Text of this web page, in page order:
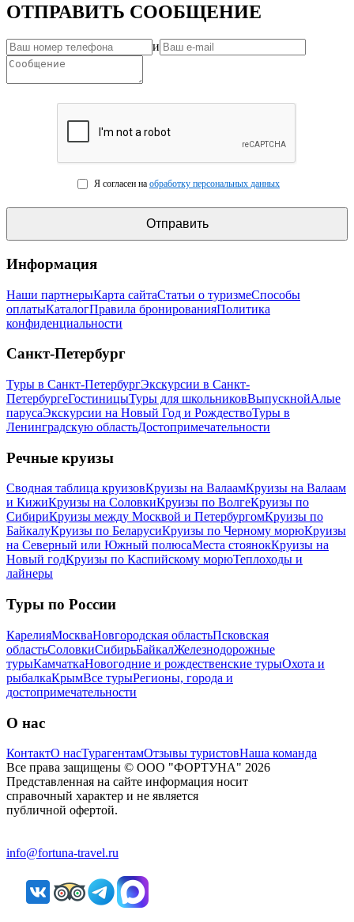
ОТПРАВИТЬ СООБЩЕНИЕ
и
Я согласен на обработку персональных данных
Информация
Наши партнерыКарта сайтаСтатьи о туризмеСпособы
оплатыКаталогПравила бронированияПолитика
конфиденциальности
Санкт-Петербург
Туры в Санкт-ПетербургЭкскурсии в Санкт-
ПетербургеГостиницыТуры для школьниковВыпускнойАлые
парусаЭкскурсии на Новый Год и РождествоТуры в
Ленинградскую областьДостопримечательности
Речные круизы
Сводная таблица круизовКруизы на ВалаамКруизы на Валаам
и КижиКруизы на СоловкиКруизы по ВолгеКруизы по
СибириКруизы между Москвой и ПетербургомКруизы по
БайкалуКруизы по БеларусиКруизы по Черному морюКруизы
на Северный или Южный полюсаМеста стоянокКруизы на
Новый годКруизы по Каспийскому морюТеплоходы и
лайнеры
Туры по России
КарелияМоскваНовгородская областьПсковская
областьСоловкиСибирьБайкалЖелезнодорожные
турыКамчаткаНовогодние и рождественские турыОхота и
рыбалкаКрымВсе турыРегионы, города и
достопримечательности
О нас
КонтактО насТурагентамОтзывы туристовНаша команда
Все права защищены © ООО "ФОРТУНА" 2026
Представленная на сайте информация носит
справочный характер и не является
публичной офертой.
info@fortuna-travel.ru